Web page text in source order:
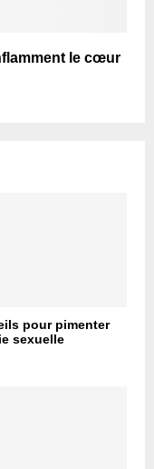
le cœur
pour pimenter
sexuelle